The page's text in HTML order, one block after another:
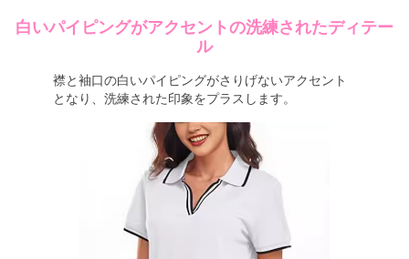
白いパイピングがアクセントの洗練されたディテー
ル
襟と袖口の白いパイピングがさりげないアクセント
となり、洗練された印象をプラスします。